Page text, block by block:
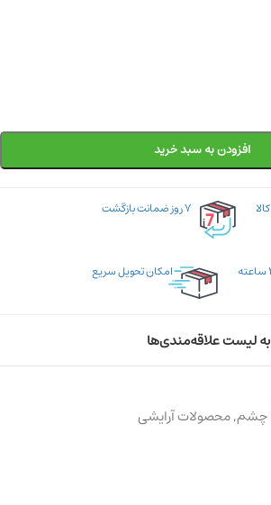
افزودن به سبد خرید
۷ روز ضمانت بازگشت
امکان تحویل سریع
لیست علاقه‌مندی‌ها
چشم,محصولات آرایشی